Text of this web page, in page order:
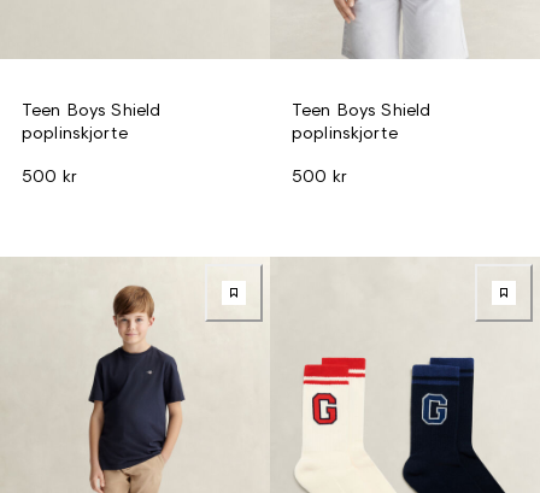
Teen Boys Shield
poplinskjorte
500 kr
Teen Boys Shield
poplinskjorte
500 kr